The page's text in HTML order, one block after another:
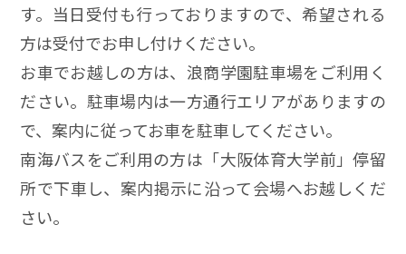
す。当日受付も行っておりますので、希望される
方は受付でお申し付けください。
お車でお越しの方は、浪商学園駐車場をご利用く
ださい。駐車場内は一方通行エリアがありますの
で、案内に従ってお車を駐車してください。
南海バスをご利用の方は「大阪体育大学前」停留
所で下車し、案内掲示に沿って会場へお越しくだ
さい。